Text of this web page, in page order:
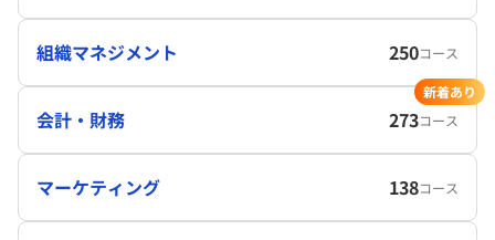
組織マネジメント 250コース
会計・財務 273コース
新着あり
マーケティング 138コース